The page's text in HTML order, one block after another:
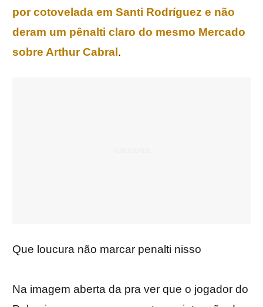
por cotovelada em Santi Rodríguez e não
deram um pênalti claro do mesmo Mercado
sobre Arthur Cabral .
Que loucura não marcar penalti nisso
Na imagem aberta da pra ver que o jogador do